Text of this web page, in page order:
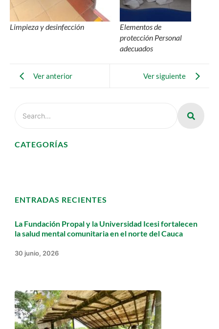
Limpieza y desinfección
Elementos de
protección Personal
adecuados
Ver anterior Ver siguiente
CATEGORÍAS
ENTRADAS RECIENTES
La Fundación Propal y la Universidad Icesi fortalecen
la salud mental comunitaria en el norte del Cauca
30 junio, 2026